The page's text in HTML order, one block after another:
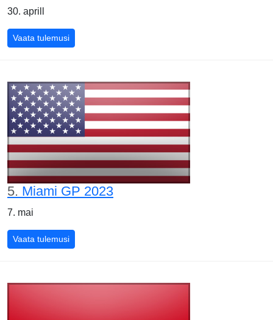
30. aprill
Vaata tulemusiAserbaidžaani GP 2023
5. Miami GP 2023
7. mai
Vaata tulemusiMiami GP 2023